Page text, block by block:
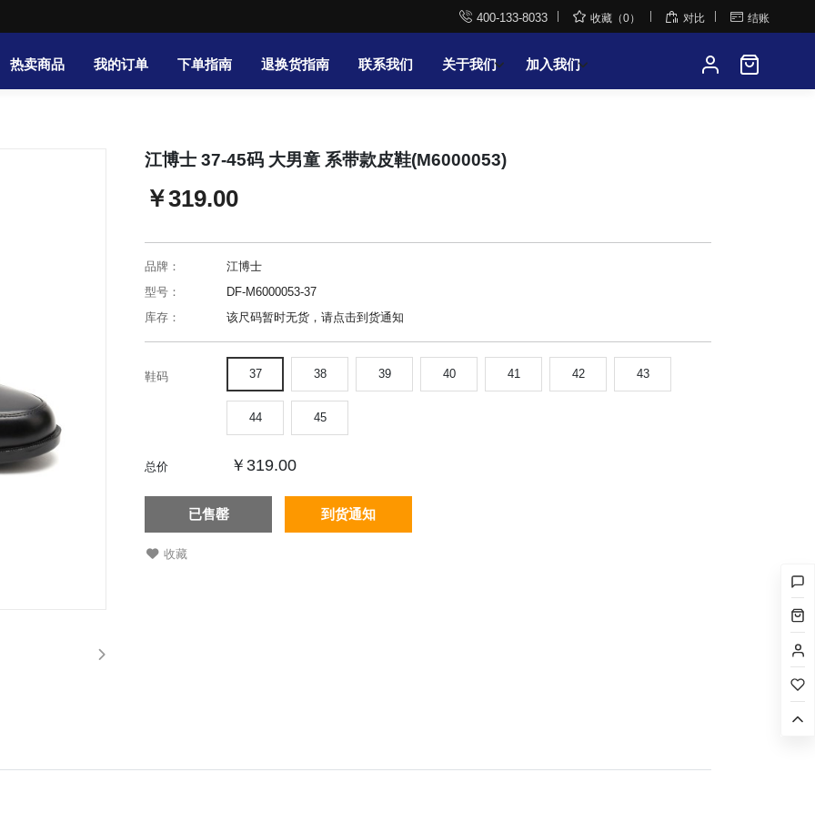
 400-133-8033  收藏（0）  对比  结账
热卖商品 我的订单 下单指南 退换货指南 联系我们 关于我们 加入我们
江博士 37-45码 大男童 系带款皮鞋(M6000053)
￥319.00
品牌：
江博士
型号：
DF-M6000053-37
库存：
该尺码暂时无货，请点击到货通知
鞋码 37 38 39 40 41 42 43
44 45
总价 ￥319.00
已售罄 到货通知
收藏